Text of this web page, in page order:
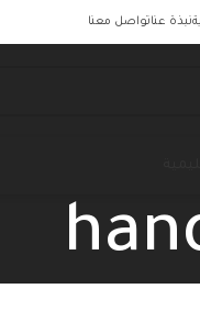
نبذة عناتواصل معنا